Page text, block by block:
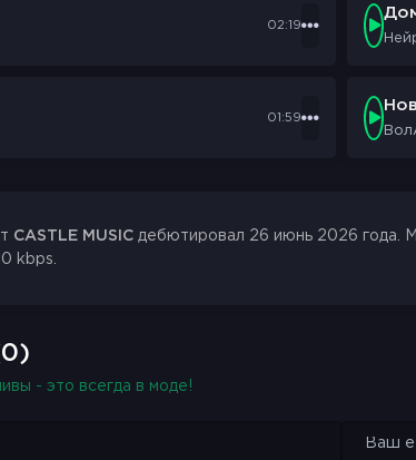
02:19
01:59
CASTLE MUSIC дебютировал 26 июнь 2026 года.
kbps.
- это всегда в моде!